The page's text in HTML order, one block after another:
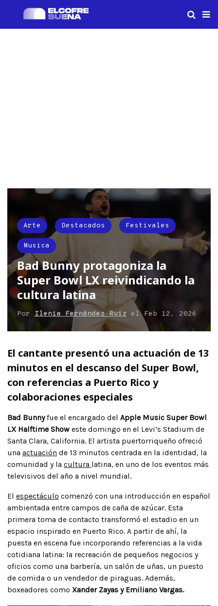
Arte Destacados Festivales
Musica
Bad Bunny protagoniza la
Super Bowl LX reivindicando la
cultura latina
Por Ilenia Fernández Ruiz elFeb 12, 2026
El cantante presentó una actuación de 13
minutos en el descanso del Super Bowl,
con referencias a Puerto Rico y
colaboraciones especiales
Bad Bunnyfue el encargado del Apple Music Super Bowl
LX Halftime Show este domingo en el Levi’s Stadium de
Santa Clara, California. El artista puertorriqueño ofreció
una actuación de 13 minutos centrada en la identidad, la
comunidad y la cultura latina, en uno de los eventos más
televisivos del año a nivel mundial.
El espectáculo comenzó con una introducción en español
ambientada entre campos de caña de azúcar. Esta
primera toma de contacto transformó el estadio en un
espacio inspirado en Puerto Rico. A partir de ahí, la
puesta en escena fue incorporando referencias a la vida
cotidiana latina: la recreación de pequeños negocios y
oficios como una barbería, un salón de uñas, un puesto
de comida o un vendedor de piraguas. Además,
boxeadores como Xander Zayas y Emiliano Vargas.